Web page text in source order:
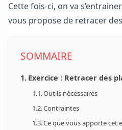
Cette fois-ci, on va
vous propose de retracer
SOMMAIRE
Exercice : Retracer des
Outils nécessaires
Contraintes
Ce que vous apporte cet